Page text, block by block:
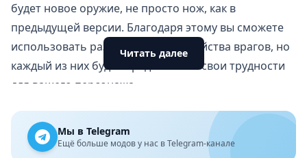
будет новое оружие, не просто нож, как в
предыдущей версии. Благодаря этому вы сможете
использовать разные способы убийства врагов, но
каждый из них будет представлять свои трудности
для вашего персонажа.
В целом, контекст и геймплей Hunter Assassin 2
останутся неизменными по сравнению с
Читать далее
Мы в Telegram
Ещё больше модов у нас в Telegram-канале